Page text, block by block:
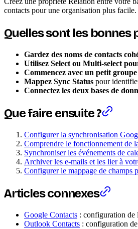
contacts pour une organisation plus facile.
Quelles sont les bonnes
Gardez des noms de contacts
Utilisez Select ou Multi-select
Commencez avec un petit
Mappez Sync Status pour
Connectez les deux bases de
Que faire ensuite ?
Configurer la synchronisation
Comprendre le fonctionnement de
Synchroniser les événements de
Archiver les e-mails et les lier à
Configurer le mappage de champs
Articles connexes
Google Contacts : configuration de
Outlook Contacts : configuration